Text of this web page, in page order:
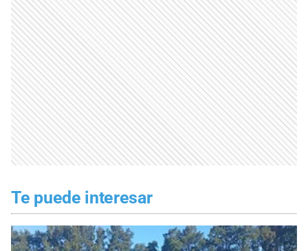
Te puede interesar